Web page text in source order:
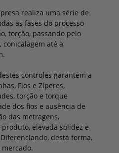
realiza uma série de
as fases do processo
torção, passando pelo
até a
controles garantem a
Fios e Zíperes,
torção e torque
dos fios e ausência de
das metragens,
elevada solidez e
desta forma,
mercado.